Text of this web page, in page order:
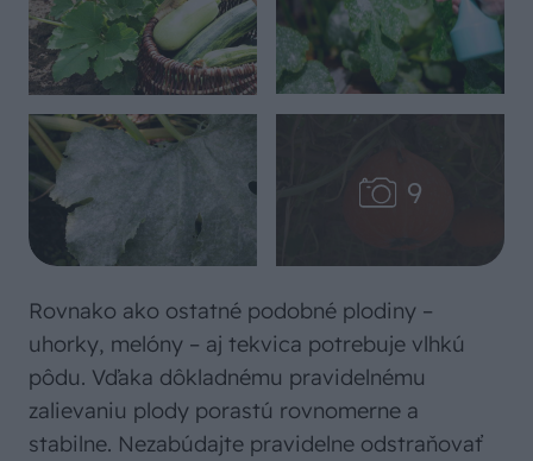
Rovnako ako ostatné podobné plodiny –
uhorky, melóny – aj tekvica potrebuje vlhkú
pôdu. Vďaka dôkladnému pravidelnému
zalievaniu plody porastú rovnomerne a
stabilne. Nezabúdajte pravidelne odstraňovať